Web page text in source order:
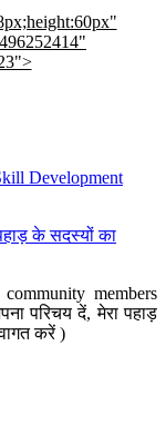
Development
के सदस्यों का
members
परिचय दें, मेरा पहाड़
करें )